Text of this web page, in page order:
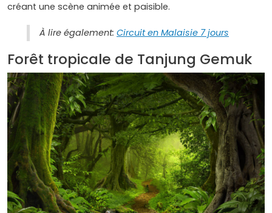
créant une scène animée et paisible.
À lire également: Circuit en Malaisie 7 jours
Forêt tropicale de Tanjung Gemuk